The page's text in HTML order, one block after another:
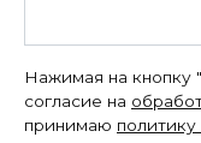
Нажимая на кнопку
согласие на
принимаю